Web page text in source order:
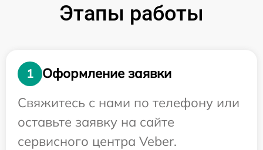
Этапы работы
1
Оформление заявки
Свяжитесь с нами по телефону или
оставьте заявку на сайте
сервисного центра Veber.